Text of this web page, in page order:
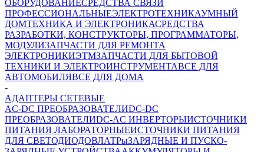
ОБОРУДОВАНИЕСРЕДСТВА СВЯЗИ
ПРОФЕССИОНАЛЬНЫЕЭЛЕКТРОТЕХНИКАУМНЫЙ
ДОМТЕХНИКА И ЭЛЕКТРОНИКАСРЕДСТВА
РАЗРАБОТКИ, КОНСТРУКТОРЫ, ПРОГРАММАТОРЫ,
МОДУЛИЗАПЧАСТИ ДЛЯ РЕМОНТА
ЭЛЕКТРОНИКИЭТМЗАПЧАСТИ ДЛЯ БЫТОВОЙ
ТЕХНИКИ И ЭЛЕКТРОИНСТРУМЕНТАВСЕ ДЛЯ
АВТОМОБИЛЯВСЕ ДЛЯ ДОМА
-
АДАПТЕРЫ СЕТЕВЫЕ
AC-DC ПРЕОБРАЗОВАТЕЛИDC-DC
ПРЕОБРАЗОВАТЕЛИDC-AC ИНВЕРТОРЫИСТОЧНИКИ
ПИТАНИЯ ЛАБОРАТОРНЫЕИСТОЧНИКИ ПИТАНИЯ
ДЛЯ СВЕТОДИОДОВЛАТРыЗАРЯДНЫЕ И ПУСКО-